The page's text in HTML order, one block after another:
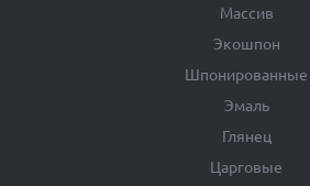
Массив
Экошпон
Шпонированные
Эмаль
Глянец
Царговые